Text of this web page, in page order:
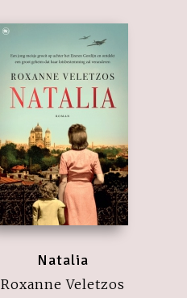
Natalia
Roxanne Veletzos